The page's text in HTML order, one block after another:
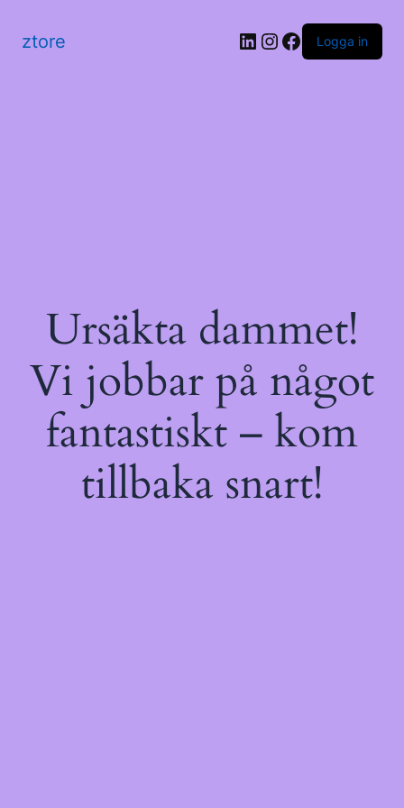
ztore LinkedIn
Instagram
Facebook
Logga in
Ursäkta dammet!
Vi jobbar på något
fantastiskt – kom
tillbaka snart!